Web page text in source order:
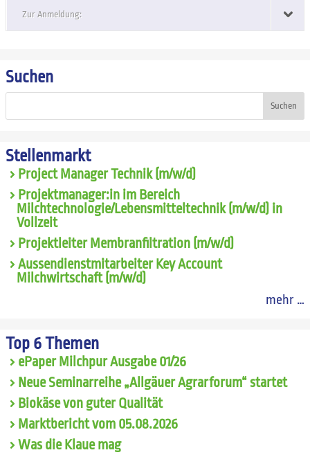
Zur Anmeldung:
Suchen
Suchen
Stellenmarkt
Project Manager Technik (m/w/d)
Projektmanager:in im Bereich
Milchtechnologie/Lebensmitteltechnik (m/w/d) in
Vollzeit
Projektleiter Membranfiltration (m/w/d)
Aussendienstmitarbeiter Key Account
Milchwirtschaft (m/w/d)
mehr …
Top 6 Themen
ePaper Milchpur Ausgabe 01/26
Neue Seminarreihe „Allgäuer Agrarforum“ startet
Biokäse von guter Qualität
Marktbericht vom 05.08.2026
Was die Klaue mag